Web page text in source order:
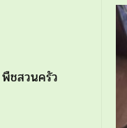
พืชสวนครัว